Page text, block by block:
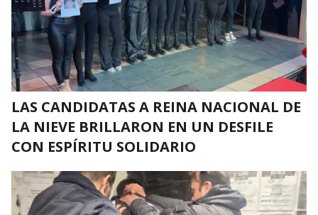
LAS CANDIDATAS A REINA NACIONAL DE
LA NIEVE BRILLARON EN UN DESFILE
CON ESPÍRITU SOLIDARIO